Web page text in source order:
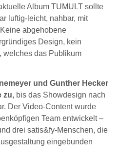
Album TUMULT sollte
luftig-leicht, nahbar, mit
abgehobene
Design, kein
welches das Publikum
und Gunther Hecker
zu, bis das Showdesign nach
Der Video-Content wurde
Team entwickelt –
drei satis&fy-Menschen, die
eingebunden